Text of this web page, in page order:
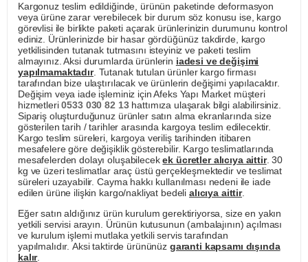
Kargonuz teslim edildiğinde, ürünün paketinde deformasyon
veya ürüne zarar verebilecek bir durum söz konusu ise, kargo
görevlisi ile birlikte paketi açarak ürünlerinizin durumunu kontrol
ediniz. Ürünlerinizde bir hasar gördüğünüz takdirde, kargo
yetkilisinden tutanak tutmasını isteyiniz ve paketi teslim
almayınız. Aksi durumlarda ürünlerin iadesi ve değişimi
yapılmamaktadır. Tutanak tutulan ürünler kargo firması
tarafından bize ulaştırılacak ve ürünlerin değişimi yapılacaktır.
Değişim veya iade işleminiz için Afeks Yapı Market müşteri
hizmetleri0533 030 82 13hattımıza ulaşarak bilgi alabilirsiniz.
Sipariş oluşturduğunuz ürünler satın alma ekranlarında size
gösterilen tarih / tarihler arasında kargoya teslim edilecektir.
Kargo teslim süreleri, kargoya veriliş tarihinden itibaren
mesafelere göre değişiklik gösterebilir. Kargo teslimatlarında
mesafelerden dolayı oluşabilecekek ücretler alıcıya aittir. 30
kg ve üzeri teslimatlar araç üstü gerçekleşmektedir ve teslimat
süreleri uzayabilir. Cayma hakkı kullanılması nedeni ile iade
edilen ürüne ilişkin kargo/nakliyat bedeli alıcıya aittir.
Eğer satın aldığınız ürün kurulum gerektiriyorsa, size en yakın
yetkili servisi arayın. Ürünün kutusunun (ambalajının) açılması
ve kurulum işlemi mutlaka yetkili servis tarafından
yapılmalıdır. Aksi taktirde ürününüz garanti kapsamı dışında
kalır.